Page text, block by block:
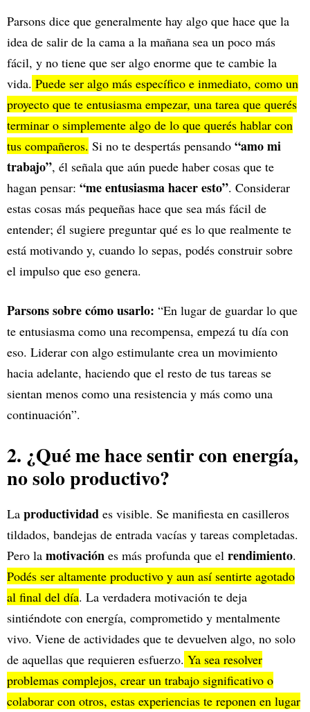
Parsons dice que generalmente hay algo que hace que la
idea de salir de la cama a la mañana sea un poco más
fácil, y no tiene que ser algo enorme que te cambie la
vida. Puede ser algo más específico e inmediato, como un
proyecto que te entusiasma empezar, una tarea que querés
terminar o simplemente algo de lo que querés hablar con
tus compañeros. Si no te despertás pensando “amo mi
trabajo”, él señala que aún puede haber cosas que te
hagan pensar: “me entusiasma hacer esto”. Considerar
estas cosas más pequeñas hace que sea más fácil de
entender; él sugiere preguntar qué es lo que realmente te
está motivando y, cuando lo sepas, podés construir sobre
el impulso que eso genera.
Parsons sobre cómo usarlo: “En lugar de guardar lo que
te entusiasma como una recompensa, empezá tu día con
eso. Liderar con algo estimulante crea un movimiento
hacia adelante, haciendo que el resto de tus tareas se
sientan menos como una resistencia y más como una
continuación”.
2. ¿Qué me hace sentir con energía,
no solo productivo?
La productividad es visible. Se manifiesta en casilleros
tildados, bandejas de entrada vacías y tareas completadas.
Pero la motivación es más profunda que el rendimiento.
Podés ser altamente productivo y aun así sentirte agotado
al final del día. La verdadera motivación te deja
sintiéndote con energía, comprometido y mentalmente
vivo. Viene de actividades que te devuelven algo, no solo
de aquellas que requieren esfuerzo. Ya sea resolver
problemas complejos, crear un trabajo significativo o
colaborar con otros, estas experiencias te reponen en lugar